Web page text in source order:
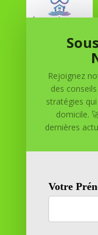
Réussite à Domicile
Réussite à
pour atteindre vos
maison. Nous
vous aider à
11 rue Richelieu
Rejoignez
des
stratégies
domicile.
dernières